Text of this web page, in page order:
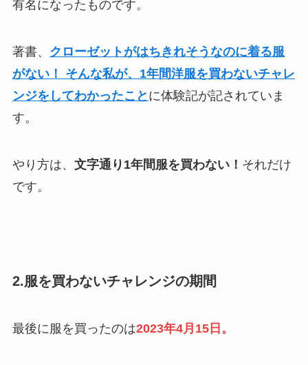
有名になったものです。
著書、 クローゼットがはちきれそうなのに着る服
がない！ そんな私が、1年間洋服を買わないチャレ
ンジをしてわかったこと に体験記が記されていま
す。
やり方は、 文字通り1年間服を買わない！ それだけ
です。
2.服を買わないチャレンジの期間
最後に服を買ったのは2023年4月15日。